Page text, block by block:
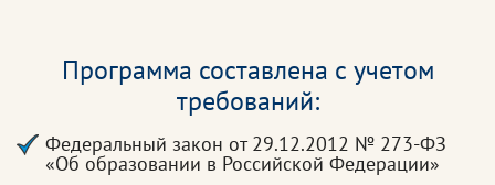
Программа составлена с учетом
требований:
Федеральный закон от 29.12.2012 № 273-ФЗ
«Об образовании в Российской Федерации»